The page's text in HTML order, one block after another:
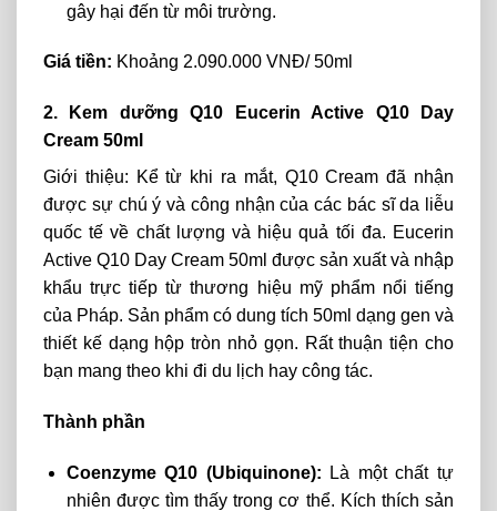
gây hại đến từ môi trường.
Giá tiền: Khoảng 2.090.000 VNĐ/ 50ml
2. Kem dưỡng Q10 Eucerin Active Q10 Day
Cream 50ml
Giới thiệu: Kể từ khi ra mắt, Q10 Cream đã nhận
được sự chú ý và công nhận của các bác sĩ da liễu
quốc tế về chất lượng và hiệu quả tối đa. Eucerin
Active Q10 Day Cream 50ml được sản xuất và nhập
khẩu trực tiếp từ thương hiệu mỹ phẩm nổi tiếng
của Pháp. Sản phẩm có dung tích 50ml dạng gen và
thiết kế dạng hộp tròn nhỏ gọn. Rất thuận tiện cho
bạn mang theo khi đi du lịch hay công tác.
Thành phần
Coenzyme Q10 (Ubiquinone): Là một chất tự
nhiên được tìm thấy trong cơ thể. Kích thích sản